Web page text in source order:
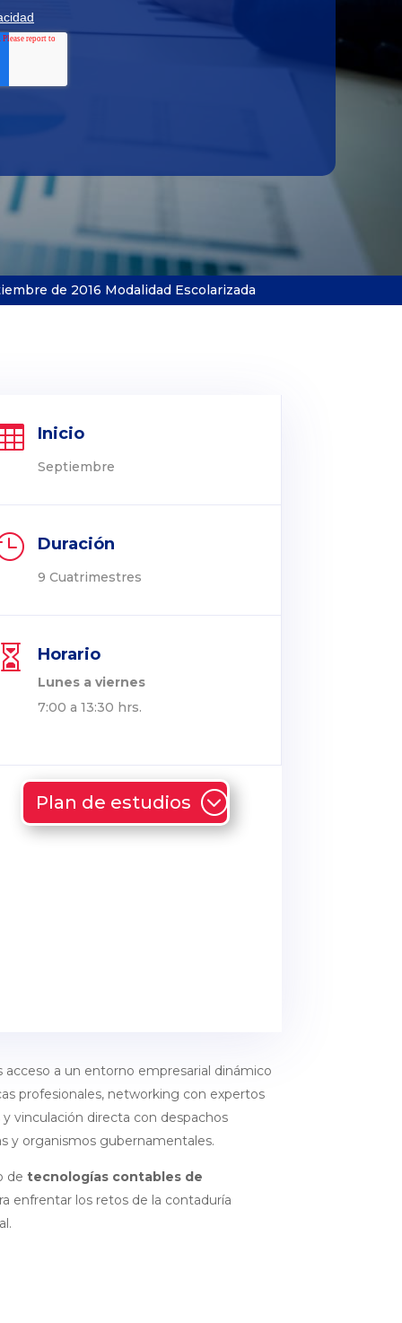
de 2016 Modalidad Escolarizada
Inicio
Septiembre
Duración
9 Cuatrimestres
 Horario
Lunes a viernes
7:00 a 13:30 hrs.
Plan de estudios
acceso a un entorno empresarial dinámico
profesionales, networking con expertos
vinculación directa con despachos
y organismos gubernamentales.
de tecnologías contables de
enfrentar los retos de la contaduría